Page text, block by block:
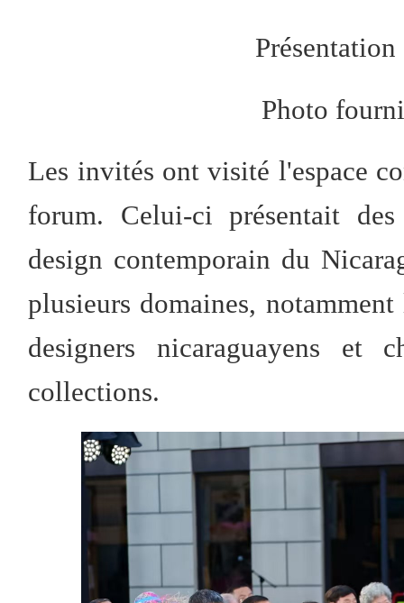
Photo
Les invités ont visité l'espace
forum. Celui-ci présentait
design contemporain du
plusieurs domaines,
designers nicaraguayens et
collections.